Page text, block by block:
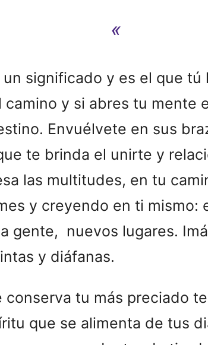
«
significado y es el que tú
camino y si abres tu mente
Envuélvete en sus
te brinda el unirte y
las multitudes, en tu
y creyendo en ti mismo:
gente, nuevos lugares.
y diáfanas.
conserva tu más preciado
que se alimenta de tus